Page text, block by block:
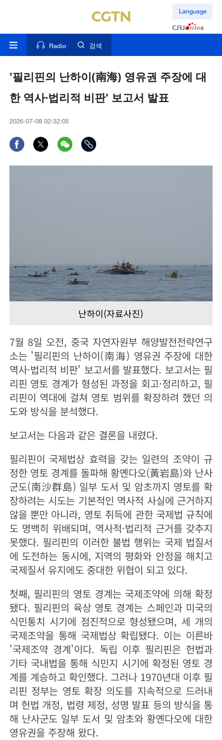
Language
Radio 검색
'필리핀의 난하이(南海) 영유권 주장에 대
한 역사·법리적 비판' 보고서 발표
2026-07-08 02:32:05
난하이(자료사진)
7월 8일 오전, 중국 자연자원부 해양발전전략연구
소는 '필리핀의 난하이(南海) 영유권 주장에 대한
역사·법리적 비판' 보고서를 발표했다. 보고서는 필
리핀 영토 경계가 형성된 과정을 회고·정리하고, 필
리핀이 역대에 걸쳐 영토 범위를 확장하려 했던 의
도와 방식을 분석했다.
보고서는 다음과 같은 결론을 내렸다.
필리핀이 국제법상 효력을 갖는 일련의 조약이 규
정한 영토 경계를 돌파해 황옌다오(黃岩島)와 난사
군도(南沙群島) 일부 도서 및 암초까지 영토를 확
장하려는 시도는 기본적인 역사적 사실에 근거하지
않을 뿐만 아니라, 영토 취득에 관한 국제법 규칙에
도 명백히 위배되며, 역사적·법리적 근거를 갖추지
못했다. 필리핀의 이러한 불법 행위는 국제 법질서
에 도전하는 동시에, 지역의 평화와 안정을 해치고
국제질서 유지에도 중대한 위협이 되고 있다.
첫째, 필리핀의 영토 경계는 국제조약에 의해 확정
됐다. 필리핀의 육상 영토 경계는 스페인과 미국의
식민통치 시기에 점진적으로 형성됐으며, 세 개의
국제조약을 통해 국제법상 확립됐다. 이는 이른바
'국제조약 경계'이다. 독립 이후 필리핀은 헌법과
기타 국내법을 통해 식민지 시기에 확정된 영토 경
계를 계승하고 확인했다. 그러나 1970년대 이후 필
리핀 정부는 영토 확장 의도를 지속적으로 드러내
며 헌법 개정, 법령 제정, 성명 발표 등의 방식을 통
해 난사군도 일부 도서 및 암초와 황옌다오에 대한
영유권을 주장해 왔다.